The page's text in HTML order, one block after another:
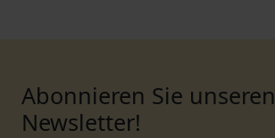
Abonnieren Sie unseren
Newsletter!